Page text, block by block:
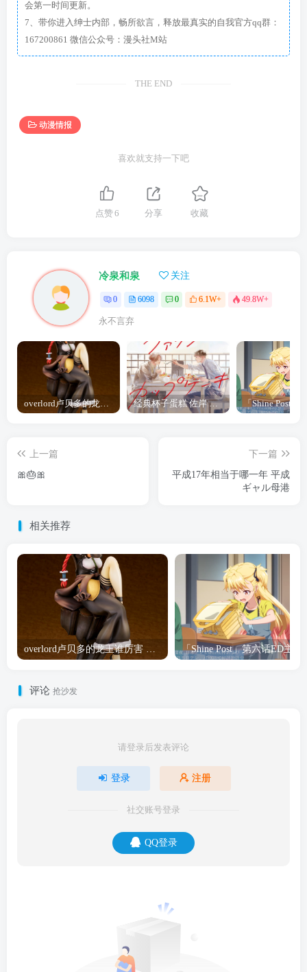
会第一时间更新。
7、带你进入绅士内部，畅所欲言，释放最真实的自我官方qq群：
167200861 微信公众号：漫头社M站
THE END
动漫情报
喜欢就支持一下吧
点赞6 分享 收藏
冷泉和泉 关注
0 6098 0 6.1W+ 49.8W+
永不言弃
经典杯子蛋糕 佐岸 漫画「经典杯子蛋糕」宣布真人日剧化
上一篇
🎀🎂🎀
下一篇
平成17年相当于哪一年 平成
ギャル母港
相关推荐
评论 抢沙发
请登录后发表评论
登录 注册
社交账号登录
QQ登录